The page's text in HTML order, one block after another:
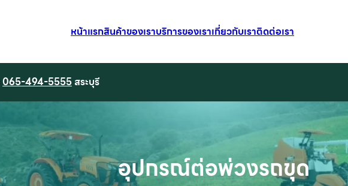
หน้าแรกสินค้าของเราบริการของเราเกี่ยวกับเราติดต่อเรา
065-494-5555 สระบุรี
อุปกรณ์ต่อพ่วงรถขุด